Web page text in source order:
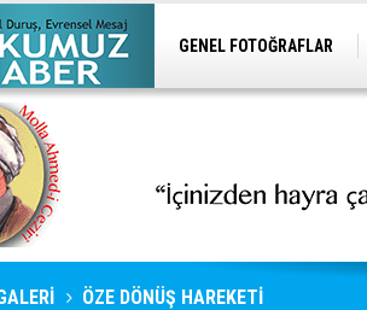
GENEL FOTOĞRAFLAR
ÖZE DÖNÜŞ HAREKETİ